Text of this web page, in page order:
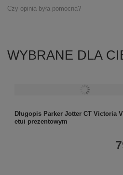
Czy opinia była pomocna?
WYBRANE DLA
Długopis Parker Jotter CT Victoria
etui prezentowym